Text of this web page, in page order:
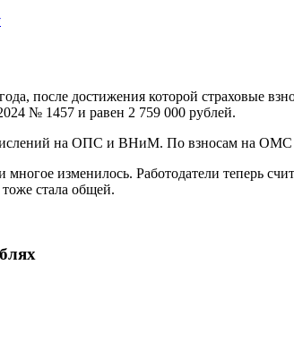
после достижения которой страховые
№ 1457 и равен 2 759 000 рублей.
на ОПС и ВНиМ. По взносам на ОМС
многое изменилось. Работодатели теперь
стала общей.